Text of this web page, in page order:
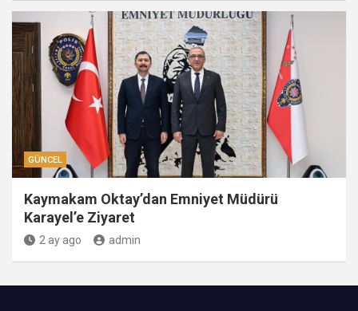
GÜNCEL
Kaymakam Oktay’dan Emniyet Müdürü
Karayel’e Ziyaret
2 ay ago admin